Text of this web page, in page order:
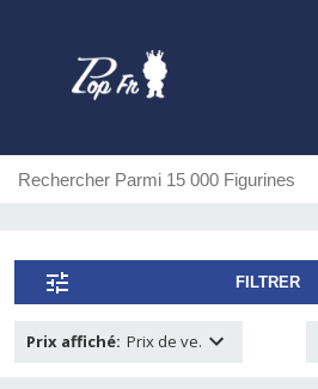
FILTRER
Prix affiché: Prix de ve.